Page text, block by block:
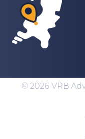
© 2026 VRB